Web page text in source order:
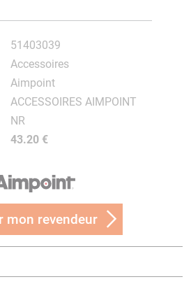
51403039
Accessoires
Aimpoint
ACCESSOIRES AIMPOINT
NR
43.20 €
mon revendeur